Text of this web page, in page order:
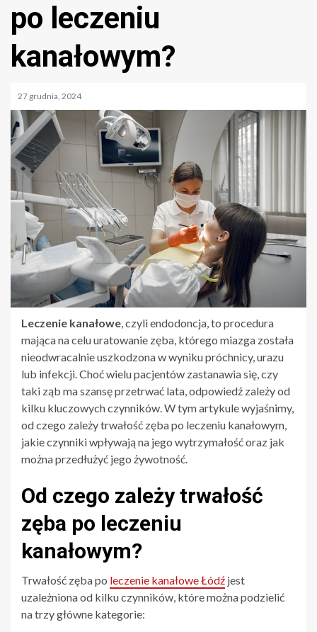
po leczeniu
kanałowym?
27 grudnia, 2024
Leczenie kanałowe, czyli endodoncja, to procedura
mająca na celu uratowanie zęba, którego miazga została
nieodwracalnie uszkodzona w wyniku próchnicy, urazu
lub infekcji. Choć wielu pacjentów zastanawia się, czy
taki ząb ma szansę przetrwać lata, odpowiedź zależy od
kilku kluczowych czynników. W tym artykule wyjaśnimy,
od czego zależy trwałość zęba po leczeniu kanałowym,
jakie czynniki wpływają na jego wytrzymałość oraz jak
można przedłużyć jego żywotność.
Od czego zależy trwałość
zęba po leczeniu
kanałowym?
Trwałość zęba po leczenie kanałowe Łódź jest
uzależniona od kilku czynników, które można podzielić
na trzy główne kategorie: